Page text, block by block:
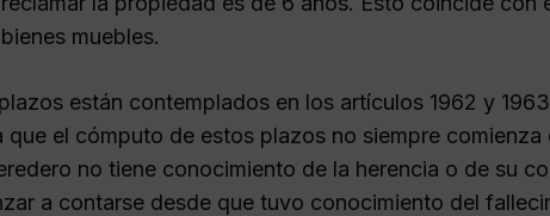
bienes muebles.
están contemplados en los artículos 1962 y
que el cómputo de estos plazos no siempre
no tiene conocimiento de la herencia o de su
a contarse desde que tuvo conocimiento del